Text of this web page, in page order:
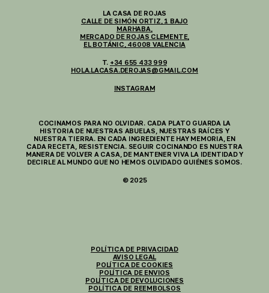
LA CASA DE ROJAS
CALLE DE SIMÓN ORTIZ, 1 BAJO
MARHABA,
MERCADO DE ROJAS CLEMENTE,
EL BOTÁNIC, 46008 VALENCIA
T. +34 655 433 999
HOLA.LACASA.DEROJAS@GMAIL.COM
INSTAGRAM
COCINAMOS PARA NO OLVIDAR. CADA PLATO GUARDA LA
HISTORIA DE NUESTRAS ABUELAS, NUESTRAS RAÍCES Y
NUESTRA TIERRA. EN CADA INGREDIENTE HAY MEMORIA, EN
CADA RECETA, RESISTENCIA. SEGUIR COCINANDO ES NUESTRA
MANERA DE VOLVER A CASA, DE MANTENER VIVA LA IDENTIDAD Y
DECIRLE AL MUNDO QUE NO HEMOS OLVIDADO QUIÉNES SOMOS.
© 2025
POLÍTICA DE PRIVACIDAD
AVISO LEGAL
POLÍTICA DE COOKIES
POLÍTICA DE ENVIOS
POLÍTICA DE DEVOLUCIONES
POLÍTICA DE REEMBOLSOS